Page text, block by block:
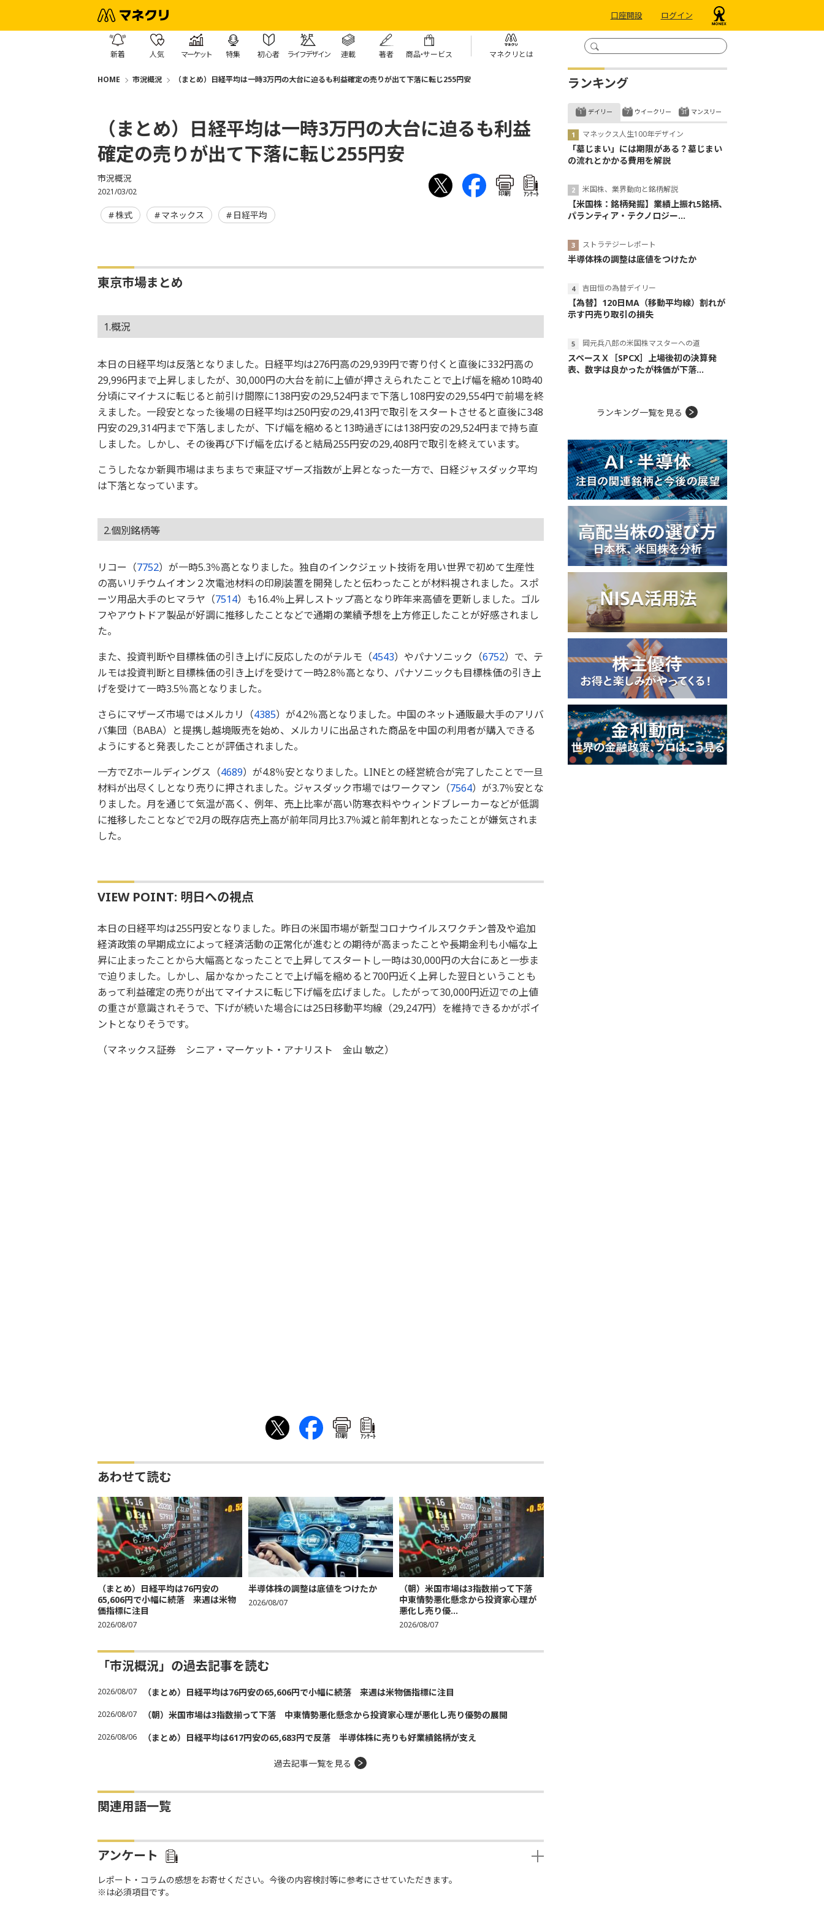
口座開設 ログイン
新着 人気 マーケット 特集 初心者 ライフデザイン 連載 著者 商品・サービス マネクリとは
HOME 市況概況 （まとめ）日経平均は一時3万円の大台に迫るも利益確定の売りが出て下落に転じ255円安
（まとめ）日経平均は一時3万円の大台に迫るも利益
確定の売りが出て下落に転じ255円安
市況概況
2021/03/02 印刷 ｱﾝｹｰﾄ
株式 マネックス 日経平均
東京市場まとめ
1.概況
本日の日経平均は反落となりました。日経平均は276円高の29,939円で寄り付くと直後に332円高の
29,996円まで上昇しましたが、30,000円の大台を前に上値が押さえられたことで上げ幅を縮め10時40
分頃にマイナスに転じると前引け間際に138円安の29,524円まで下落し108円安の29,554円で前場を終
えました。一段安となった後場の日経平均は250円安の29,413円で取引をスタートさせると直後に348
円安の29,314円まで下落しましたが、下げ幅を縮めると13時過ぎには138円安の29,524円まで持ち直
しました。しかし、その後再び下げ幅を広げると結局255円安の29,408円で取引を終えています。
こうしたなか新興市場はまちまちで東証マザーズ指数が上昇となった一方で、日経ジャスダック平均
は下落となっています。
2.個別銘柄等
リコー（7752）が一時5.3％高となりました。独自のインクジェット技術を用い世界で初めて生産性
の高いリチウムイオン２次電池材料の印刷装置を開発したと伝わったことが材料視されました。スポ
ーツ用品大手のヒマラヤ（7514）も16.4％上昇しストップ高となり昨年来高値を更新しました。ゴル
フやアウトドア製品が好調に推移したことなどで通期の業績予想を上方修正したことが好感されまし
た。
また、投資判断や目標株価の引き上げに反応したのがテルモ（4543）やパナソニック（6752）で、テ
ルモは投資判断と目標株価の引き上げを受けて一時2.8％高となり、パナソニックも目標株価の引き上
げを受けて一時3.5％高となりました。
さらにマザーズ市場ではメルカリ（4385）が4.2％高となりました。中国のネット通販最大手のアリバ
バ集団（BABA）と提携し越境販売を始め、メルカリに出品された商品を中国の利用者が購入できる
ようにすると発表したことが評価されました。
一方でZホールディングス（4689）が4.8％安となりました。LINEとの経営統合が完了したことで一旦
材料が出尽くしとなり売りに押されました。ジャスダック市場ではワークマン（7564）が3.7％安とな
りました。月を通じて気温が高く、例年、売上比率が高い防寒衣料やウィンドブレーカーなどが低調
に推移したことなどで2月の既存店売上高が前年同月比3.7％減と前年割れとなったことが嫌気されま
した。
VIEW POINT: 明日への視点
本日の日経平均は255円安となりました。昨日の米国市場が新型コロナウイルスワクチン普及や追加
経済政策の早期成立によって経済活動の正常化が進むとの期待が高まったことや長期金利も小幅な上
昇に止まったことから大幅高となったことで上昇してスタートし一時は30,000円の大台にあと一歩ま
で迫りました。しかし、届かなかったことで上げ幅を縮めると700円近く上昇した翌日ということも
あって利益確定の売りが出てマイナスに転じ下げ幅を広げました。したがって30,000円近辺での上値
の重さが意識されそうで、下げが続いた場合には25日移動平均線（29,247円）を維持できるかがポイ
ントとなりそうです。
（マネックス証券 シニア・マーケット・アナリスト 金山 敏之）
印刷 ｱﾝｹｰﾄ
あわせて読む
（まとめ）日経平均は76円安の
65,606円で小幅に続落 来週は米物
価指標に注目
2026/08/07
半導体株の調整は底値をつけたか
2026/08/07
（朝）米国市場は3指数揃って下落
中東情勢悪化懸念から投資家心理が
悪化し売り優...
2026/08/07
「市況概況」の過去記事を読む
2026/08/07 （まとめ）日経平均は76円安の65,606円で小幅に続落 来週は米物価指標に注目
2026/08/07 （朝）米国市場は3指数揃って下落 中東情勢悪化懸念から投資家心理が悪化し売り優勢の展開
2026/08/06 （まとめ）日経平均は617円安の65,683円で反落 半導体株に売りも好業績銘柄が支え
過去記事一覧を見る
関連用語一覧
アンケート
レポート・コラムの感想をお寄せください。今後の内容検討等に参考にさせていただきます。
※は必須項目です。
ランキング
デイリー
マネックス人生100年デザイン
「墓じまい」には期限がある？墓じまい
の流れとかかる費用を解説
米国株、業界動向と銘柄解説
【米国株：銘柄発掘】業績上振れ5銘柄、
パランティア・テクノロジー...
ストラテジーレポート
半導体株の調整は底値をつけたか
吉田恒の為替デイリー
【為替】120日MA（移動平均線）割れが
示す円売り取引の損失
岡元兵八郎の米国株マスターへの道
スペースＸ［SPCX］上場後初の決算発
表、数字は良かったが株価が下落...
ウイークリー マンスリー
ランキング一覧を見る